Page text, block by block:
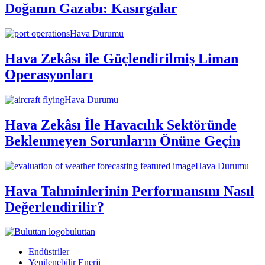
Doğanın Gazabı: Kasırgalar
Hava Durumu
Hava Zekâsı ile Güçlendirilmiş Liman
Operasyonları
Hava Durumu
Hava Zekâsı İle Havacılık Sektöründe
Beklenmeyen Sorunların Önüne Geçin
Hava Durumu
Hava Tahminlerinin Performansını Nasıl
Değerlendirilir?
buluttan
Endüstriler
Yenilenebilir Enerji